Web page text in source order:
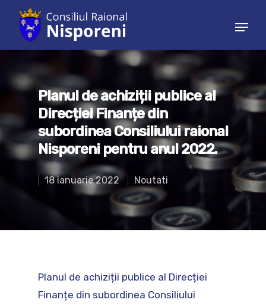
Hit enter to search or ESC to close
Planul de achiziții publice al
Direcției Finanțe din
subordinea Consiliului raional
Nisporeni pentru anul 2022.
18 ianuarie 2022 Noutati
Planul de achiziții publice al Direcției
Finanțe din subordinea Consiliului